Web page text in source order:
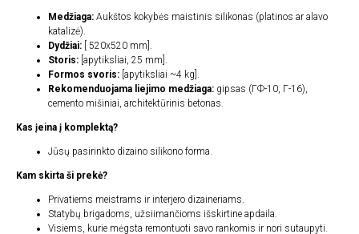
Medžiaga: Aukštos kokybės maistinis silikonas (platinos ar alavo
katalizė).
Dydžiai: [ 520x520 mm].
Storis: [apytiksliai, 25 mm].
Formos svoris: [apytiksliai ~4 kg].
Rekomenduojama liejimo medžiaga: gipsas (ГФ-10, Г-16),
cemento mišiniai, architektūrinis betonas.
Kas įeina į komplektą?
Jūsų pasirinkto dizaino silikono forma.
Kam skirta ši prekė?
Privatiems meistrams ir interjero dizaineriams.
Statybų brigadoms, užsiimančioms išskirtine apdaila.
Visiems, kurie mėgsta remontuoti savo rankomis ir nori sutaupyti.